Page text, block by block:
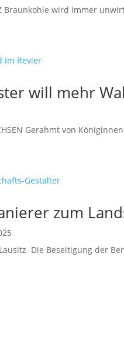
Braunkohle wird immer
will mehr
Gerahmt von
zum
Die Beseitigung der